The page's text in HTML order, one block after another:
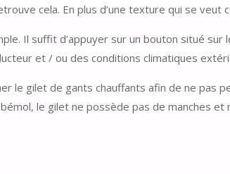
cela. En plus d’une texture qui se veut
Il suffit d’appuyer sur un bouton situé
et / ou des conditions climatiques
le gilet de gants chauffants afin de ne pas
le gilet ne possède pas de manches et